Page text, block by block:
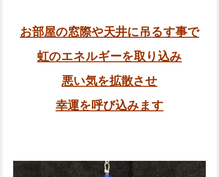
お部屋の窓際や天井に吊るす事で
虹のエネルギーを取り込み
悪い気を拡散させ
幸運を呼び込みます